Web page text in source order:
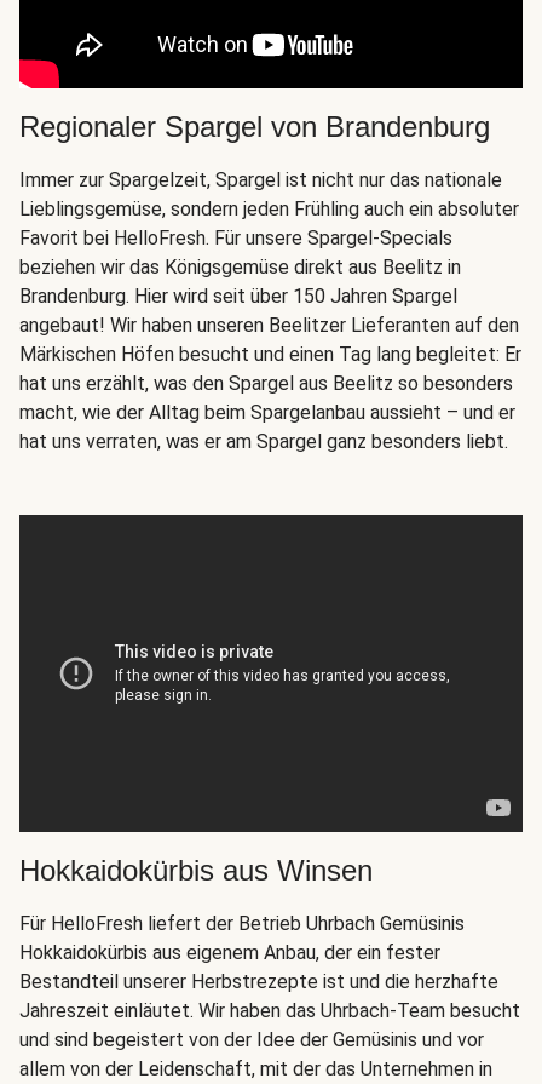
Regionaler Spargel von Brandenburg
Immer zur Spargelzeit, Spargel ist nicht nur das nationale
Lieblingsgemüse, sondern jeden Frühling auch ein absoluter
Favorit bei HelloFresh. Für unsere Spargel-Specials
beziehen wir das Königsgemüse direkt aus Beelitz in
Brandenburg. Hier wird seit über 150 Jahren Spargel
angebaut! Wir haben unseren Beelitzer Lieferanten auf den
Märkischen Höfen besucht und einen Tag lang begleitet: Er
hat uns erzählt, was den Spargel aus Beelitz so besonders
macht, wie der Alltag beim Spargelanbau aussieht – und er
hat uns verraten, was er am Spargel ganz besonders liebt.
Hokkaidokürbis aus Winsen
Für HelloFresh liefert der Betrieb Uhrbach Gemüsinis
Hokkaidokürbis aus eigenem Anbau, der ein fester
Bestandteil unserer Herbstrezepte ist und die herzhafte
Jahreszeit einläutet. Wir haben das Uhrbach-Team besucht
und sind begeistert von der Idee der Gemüsinis und vor
allem von der Leidenschaft, mit der das Unternehmen in